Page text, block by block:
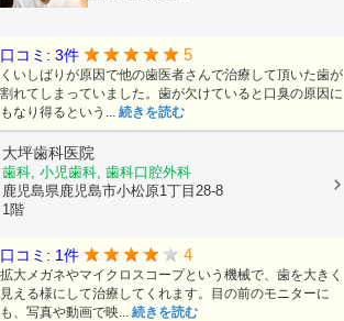
口コミ: 3件 5
くいしばりが原因で他の歯医者さんで治療して頂いた歯が
割れてしまっていました。歯が欠けていると口臭の原因に
もなり得るという... 続きを読む
大坪歯科医院
歯科, 小児歯科, 歯科口腔外科
鹿児島県鹿児島市小松原1丁目28-8
1階
口コミ: 1件 4
拡大メガネやマイクロスコープという機械で、歯を大きく
見える様にして治療してくれます。目の前のモニターに
も、写真や動画で映... 続きを読む